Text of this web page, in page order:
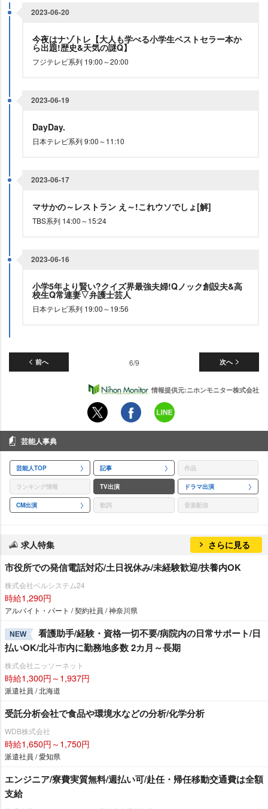
2023-06-20
今夜はナゾトレ【大人も学べる小学生ベストセラー本か
ら出題!歴史&天気の謎Q】
フジテレビ系列 19:00～20:00
2023-06-19
DayDay.
日本テレビ系列 9:00～11:10
2023-06-17
マサかの～レストラン え～!これウソでしょ[解]
TBS系列 14:00～15:24
2023-06-16
小学5年より賢い?クイズ界最強夫婦!Qノック創設夫&高
校生Q常連妻▽弁護士芸人
日本テレビ系列 19:00～19:56
前へ 次へ
6/9
情報提供元:ニホンモニター株式会社
芸能人事典
芸能人TOP 記事 作品
ランキング情報 TV出演 ドラマ出演
CM出演 歌詞 音楽配信
求人特集 さらに見る
市役所での発信電話対応/土日祝休み/未経験歓迎/扶養内OK
株式会社ベルシステム24
時給1,290円
アルバイト・パート / 契約社員 / 神奈川県
NEW
看護助手/経験・資格一切不要/病院内の日常サポート/日
払いOK/北斗市内に勤務地多数 2カ月～長期
株式会社ニッソーネット
時給1,300円～1,937円
派遣社員 / 北海道
受託分析会社で食品や環境水などの分析/化学分析
WDB株式会社
時給1,650円～1,750円
派遣社員 / 愛知県
エンジニア/寮費実質無料/週払い可/赴任・帰任移動交通費は全額
支給